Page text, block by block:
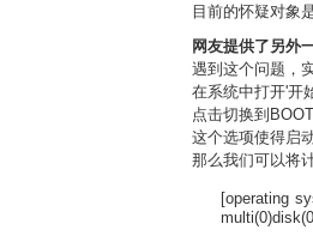
目前的怀疑对象
网友提供了另外
遇到这个问题，
在系统中打开'开
点击切换到
这个选项使得启
那么我们可以将
[operating